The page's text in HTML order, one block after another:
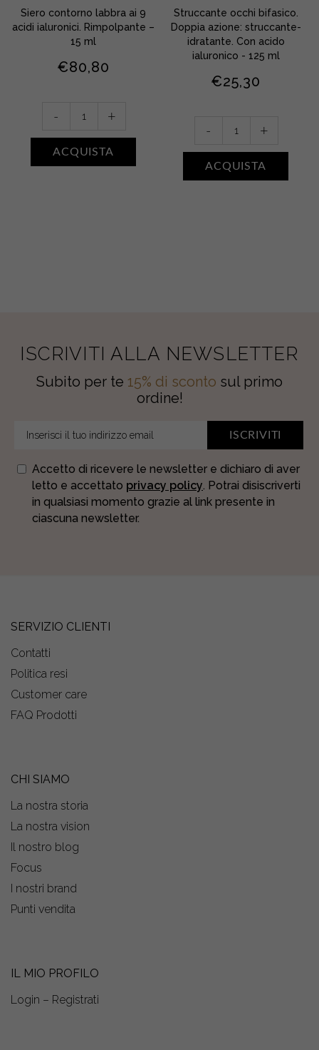
Siero contorno labbra ai 9
acidi ialuronici. Rimpolpante –
15 ml
€80,80
Lèvres
- +
ACQUISTA
Struccante occhi bifasico.
Doppia azione: struccante-
idratante. Con acido
ialuronico - 125 ml
€25,30
Démaquillant
phase
- +
ACQUISTA
ISCRIVITI ALLA NEWSLETTER
Subito per te 15% di sconto sul primo
ordine!
ISCRIVITI
Accetto di ricevere le newsletter e dichiaro di aver
letto e accettato privacy policy. Potrai disiscriverti
in qualsiasi momento grazie al link presente in
ciascuna newsletter.
SERVIZIO CLIENTI
Contatti
Politica resi
Customer care
FAQ Prodotti
CHI SIAMO
La nostra storia
La nostra vision
Il nostro blog
Focus
I nostri brand
Punti vendita
IL MIO PROFILO
Login – Registrati